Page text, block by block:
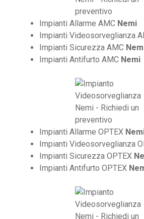
Impianti Allarme AMC Nemi
Impianti Videosorveglianza
Impianti Sicurezza AMC
Impianti Antifurto AMC Nemi
Impianti Allarme OPTEX
Impianti Videosorveglianza
Impianti Sicurezza OPTEX
Impianti Antifurto OPTEX